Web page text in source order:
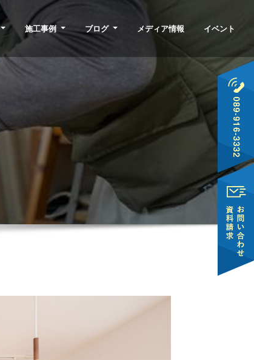
施工事例 ブログ メディア情報 イベント